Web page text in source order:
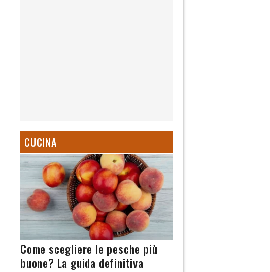
CUCINA
Come scegliere le pesche più
buone? La guida definitiva